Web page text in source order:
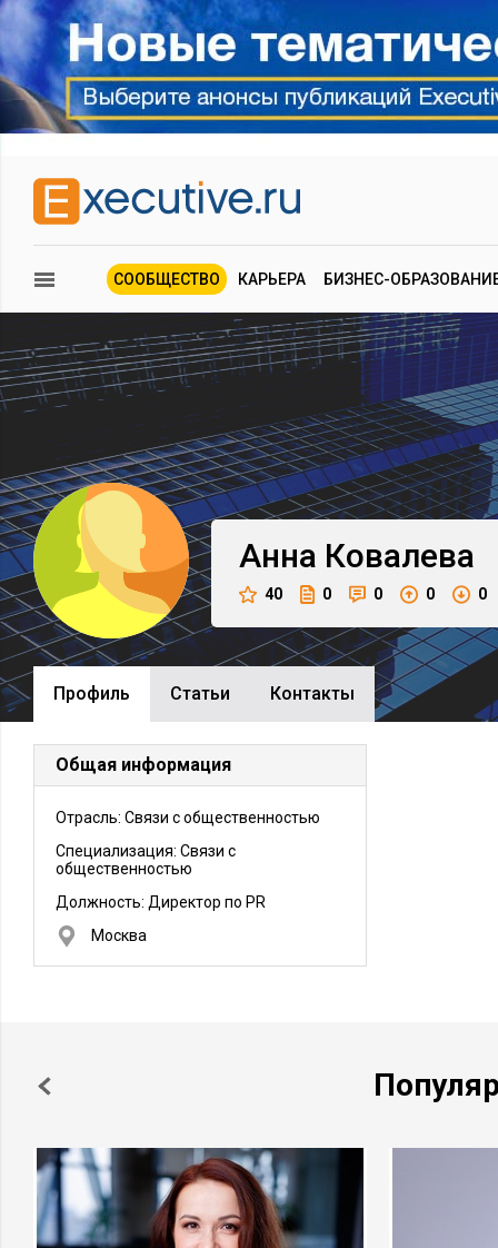
СООБЩЕСТВО КАРЬЕРА БИЗНЕС-
Анна Ковалева
40 0 0 0 0
Профиль Cтатьи Контакты
Общая информация
Отрасль: Связи с общественностью
Специализация: Связи с
общественностью
Должность: Директор по PR
Москва